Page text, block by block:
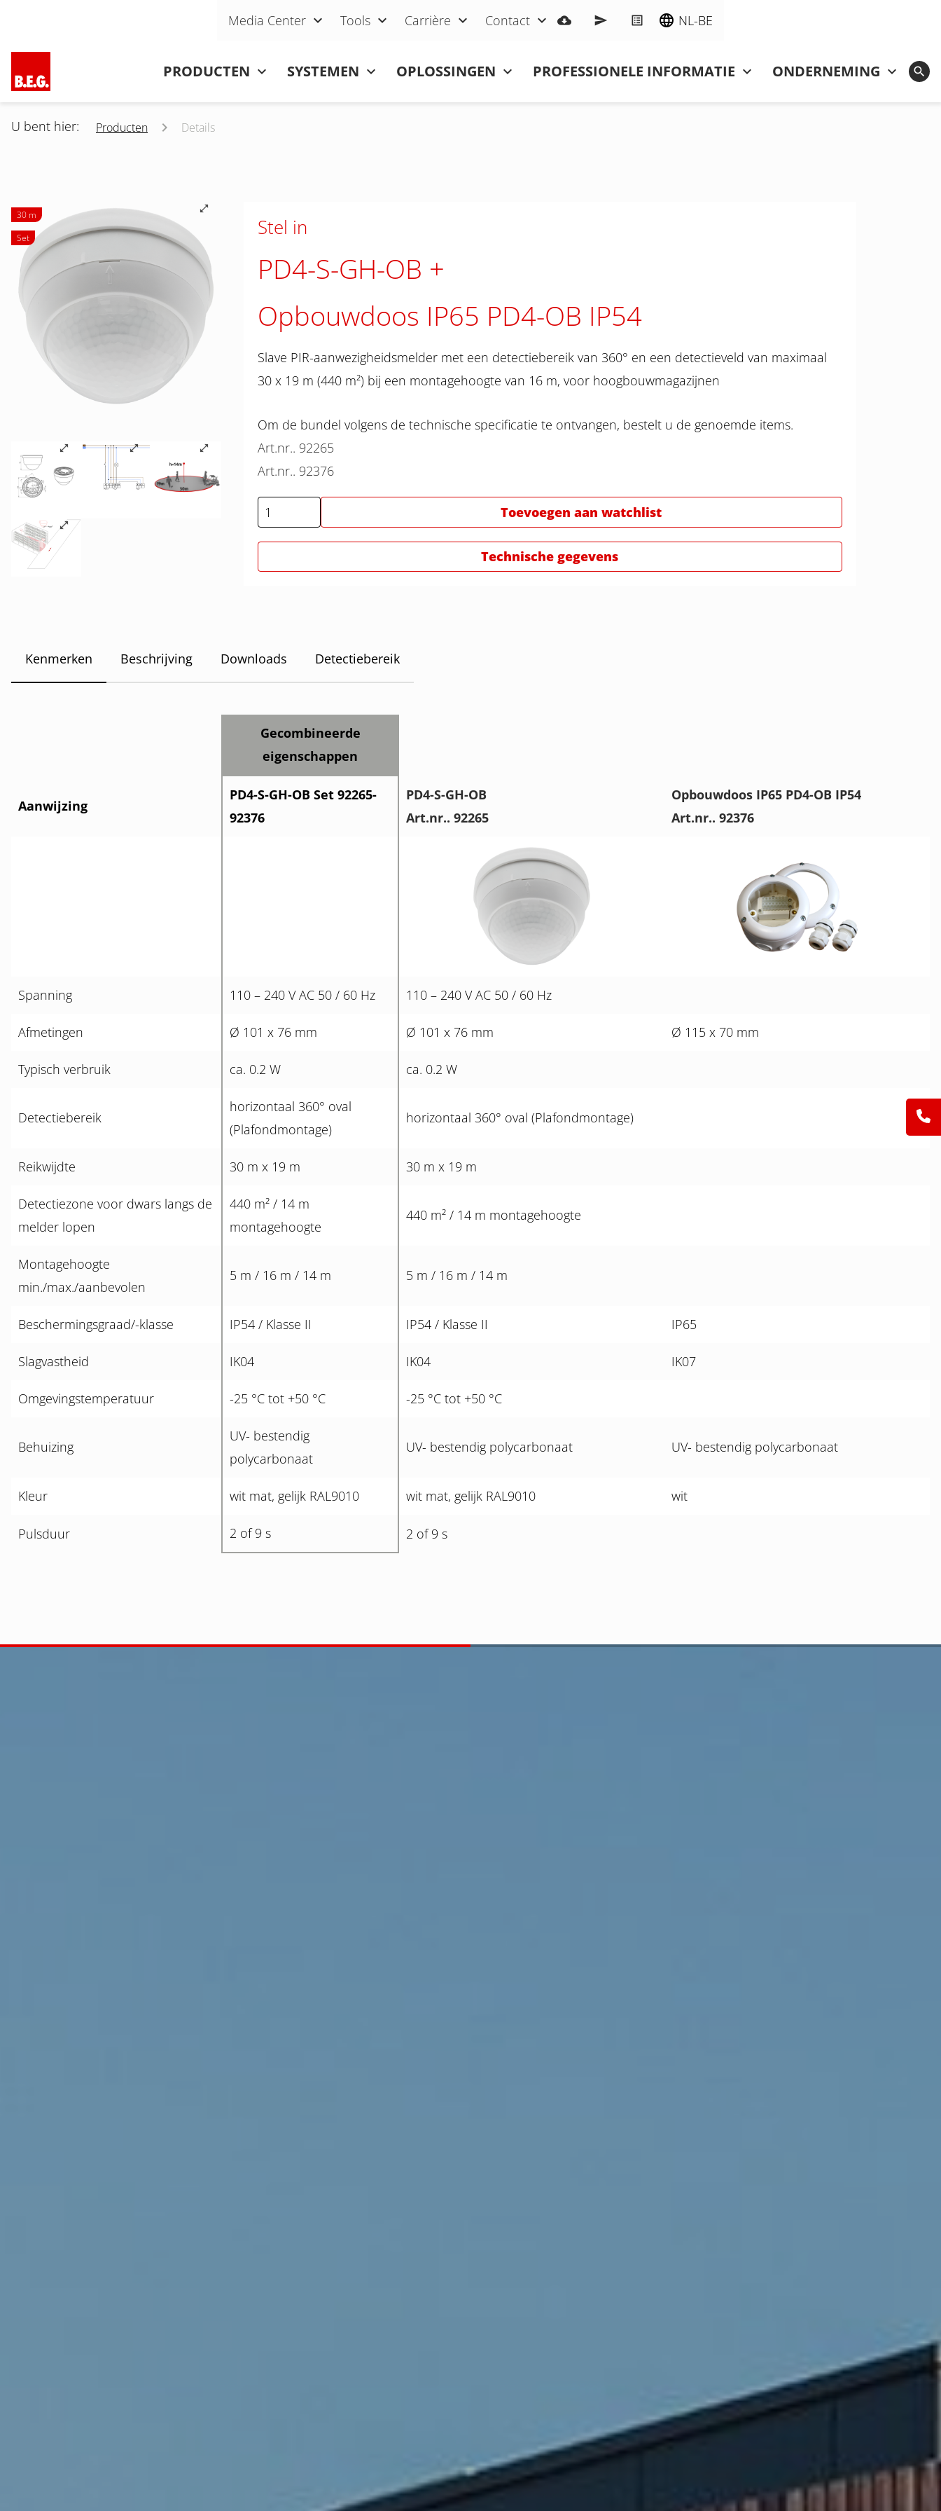
Navigatie overslaan
Media Center Tools Carrière Contact NL-BE
PRODUCTEN SYSTEMEN OPLOSSINGEN PROFESSIONELE INFORMATIE ONDERNEMING
U bent hier: Producten Details
30 m
Set
Stel in
PD4-S-GH-OB
Opbouwdoos IP65 PD4-OB IP54
Slave PIR-aanwezigheidsmelder met een detectiebereik van 360° en een detectieveld van maximaal
30 x 19 m (440 m²) bij een montagehoogte van 16 m, voor hoogbouwmagazijnen
Om de bundel volgens de technische specificatie te ontvangen, bestelt u de genoemde items.
Art.nr.. 92265
Art.nr.. 92376
Toevoegen aan watchlist
Technische gegevens
Kenmerken Beschrijving Downloads Detectiebereik
Gecombineerde
eigenschappen
Aanwijzing
PD4-S-GH-OB Set 92265-
92376
PD4-S-GH-OB
Art.nr.. 92265
Opbouwdoos IP65 PD4-OB IP54
Art.nr.. 92376
Spanning 110 – 240 V AC 50 / 60 Hz 110 – 240 V AC 50 / 60 Hz
Afmetingen Ø 101 x 76 mm Ø 101 x 76 mm Ø 115 x 70 mm
Typisch verbruik ca. 0.2 W ca. 0.2 W
Detectiebereik
horizontaal 360° oval
(Plafondmontage)
horizontaal 360° oval (Plafondmontage)
Reikwijdte 30 m x 19 m 30 m x 19 m
Detectiezone voor dwars langs de
melder lopen
440 m² / 14 m
montagehoogte
440 m² / 14 m montagehoogte
Montagehoogte
min./max./aanbevolen
5 m / 16 m / 14 m 5 m / 16 m / 14 m
Beschermingsgraad/-klasse IP54 / Klasse II IP54 / Klasse II IP65
Slagvastheid IK04 IK04 IK07
Omgevingstemperatuur -25 °C tot +50 °C -25 °C tot +50 °C
Behuizing
UV- bestendig
polycarbonaat
UV- bestendig polycarbonaat UV- bestendig polycarbonaat
Kleur wit mat, gelijk RAL9010 wit mat, gelijk RAL9010 wit
Pulsduur 2 of 9 s 2 of 9 s